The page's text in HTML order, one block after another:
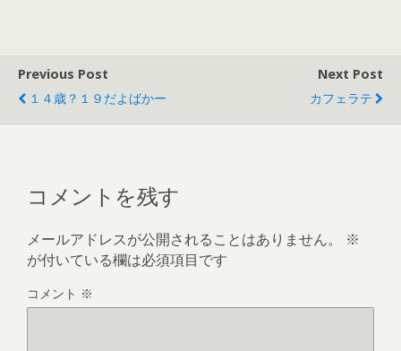
Previous Post
１４歳？１９だよばかー
Next Post
カフェラテ
コメントを残す
メールアドレスが公開されることはありません。
※
が付いている欄は必須項目です
コメント ※